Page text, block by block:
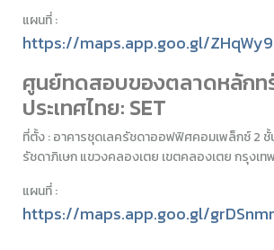
แผนที่:
https://maps.app.goo.gl/
ศูนย์ทดสอบของตลาดหลักท
ประเทศไทย: SET
ที่ตั้ง:อาคารชุดเลครัชดาออฟฟิศคอมเพล็กซ์2 ชั้
รัชดาภิเษก แขวงคลองเตย เขตคลองเตย กรุงเท
แผนที่:
https://maps.app.goo.gl/